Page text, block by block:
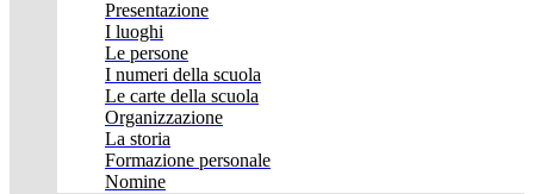
Presentazione
I luoghi
Le persone
I numeri della scuola
Le carte della scuola
Organizzazione
La storia
Formazione personale
Nomine